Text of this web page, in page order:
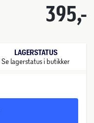
395,-
LAGERSTATUS
Se lagerstatus i butikker